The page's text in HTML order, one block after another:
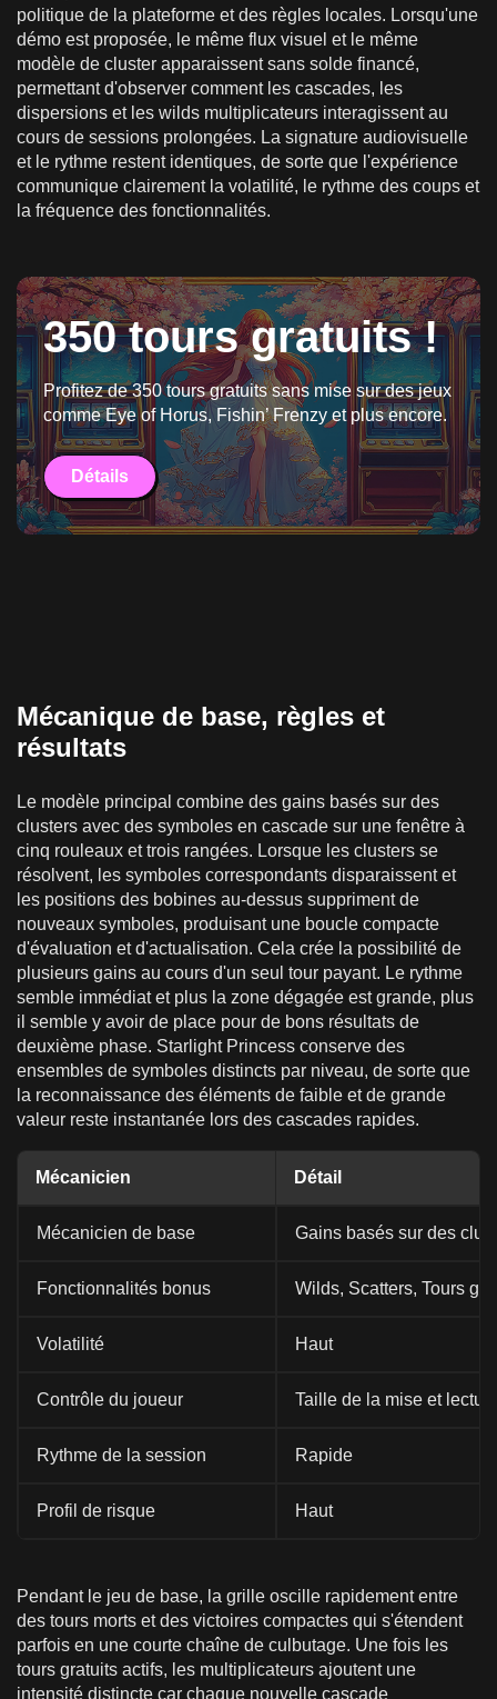
politique de la plateforme et des règles locales. Lorsqu'une
démo est proposée, le même flux visuel et le même
modèle de cluster apparaissent sans solde financé,
permettant d'observer comment les cascades, les
dispersions et les wilds multiplicateurs interagissent au
cours de sessions prolongées. La signature audiovisuelle
et le rythme restent identiques, de sorte que l'expérience
communique clairement la volatilité, le rythme des coups et
la fréquence des fonctionnalités.
350 tours gratuits !
Profitez de 350 tours gratuits sans mise sur des jeux
comme Eye of Horus, Fishin’ Frenzy et plus encore.
Détails
Mécanique de base, règles et
résultats
Le modèle principal combine des gains basés sur des
clusters avec des symboles en cascade sur une fenêtre à
cinq rouleaux et trois rangées. Lorsque les clusters se
résolvent, les symboles correspondants disparaissent et
les positions des bobines au-dessus suppriment de
nouveaux symboles, produisant une boucle compacte
d'évaluation et d'actualisation. Cela crée la possibilité de
plusieurs gains au cours d'un seul tour payant. Le rythme
semble immédiat et plus la zone dégagée est grande, plus
il semble y avoir de place pour de bons résultats de
deuxième phase. Starlight Princess conserve des
ensembles de symboles distincts par niveau, de sorte que
la reconnaissance des éléments de faible et de grande
valeur reste instantanée lors des cascades rapides.
Mécanicien Détail
Mécanicien de base Gains basés sur des
Fonctionnalités bonus Wilds, Scatters, Tours
Volatilité Haut
Contrôle du joueur Taille de la mise et
Rythme de la session Rapide
Profil de risque Haut
Pendant le jeu de base, la grille oscille rapidement entre
des tours morts et des victoires compactes qui s'étendent
parfois en une courte chaîne de culbutage. Une fois les
tours gratuits actifs, les multiplicateurs ajoutent une
intensité distincte car chaque nouvelle cascade